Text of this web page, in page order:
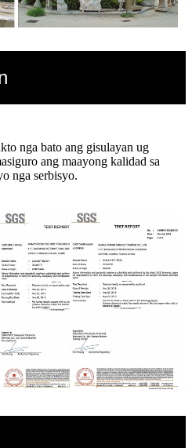
nga bato ang gisulayan ug
ang maayong kalidad sa
nga serbisyo.